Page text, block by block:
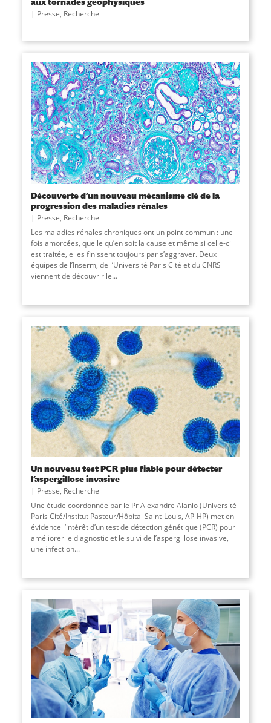
Presse, Recherche
Découverte d’un nouveau mécanisme clé de la
progression des maladies rénales
Presse, Recherche
Les maladies rénales chroniques ont un point commun : une
fois amorcées, quelle qu’en soit la cause et même si celle-ci
est traitée, elles finissent toujours par s’aggraver. Deux
équipes de l’Inserm, de l’Université Paris Cité et du CNRS
viennent de découvrir le...
Un nouveau test PCR plus fiable pour détecter
l’aspergillose invasive
Presse, Recherche
Une étude coordonnée par le Pr Alexandre Alanio (Université
Paris Cité/Institut Pasteur/Hôpital Saint-Louis, AP-HP) met en
évidence l’intérêt d’un test de détection génétique (PCR) pour
améliorer le diagnostic et le suivi de l’aspergillose invasive,
une infection...